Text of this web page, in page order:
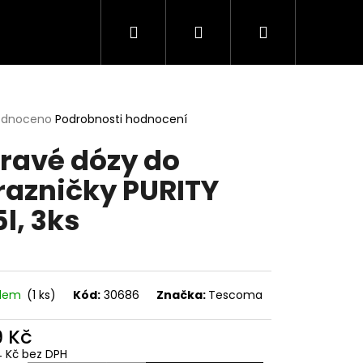
Hledat PřihlášeníNákupní
Podrobnosti hodnocení
dózy do
PURITY
3ks
(1 ks) Kód: 30686 Značka: Tescoma
Kč
Kč bez DPH